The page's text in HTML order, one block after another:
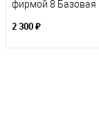
фирмой 8 Базовая
2 300 ₽